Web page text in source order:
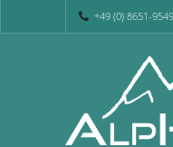
+49 (0) 8651-